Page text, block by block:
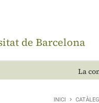
La
INICI CATÀLEG